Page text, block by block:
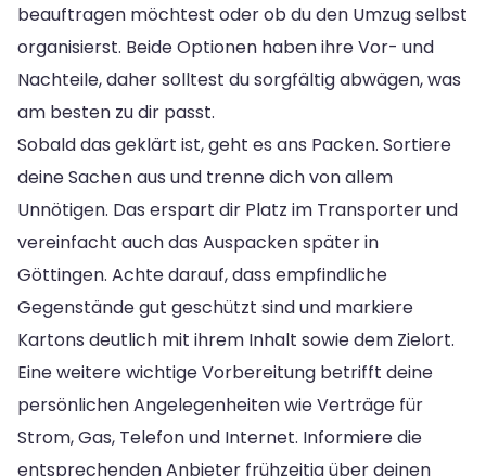
beauftragen möchtest oder ob du den Umzug selbst
organisierst. Beide Optionen haben ihre Vor- und
Nachteile, daher solltest du sorgfältig abwägen, was
am besten zu dir passt.
Sobald das geklärt ist, geht es ans Packen. Sortiere
deine Sachen aus und trenne dich von allem
Unnötigen. Das erspart dir Platz im Transporter und
vereinfacht auch das Auspacken später in
Göttingen. Achte darauf, dass empfindliche
Gegenstände gut geschützt sind und markiere
Kartons deutlich mit ihrem Inhalt sowie dem Zielort.
Eine weitere wichtige Vorbereitung betrifft deine
persönlichen Angelegenheiten wie Verträge für
Strom, Gas, Telefon und Internet. Informiere die
entsprechenden Anbieter frühzeitig über deinen